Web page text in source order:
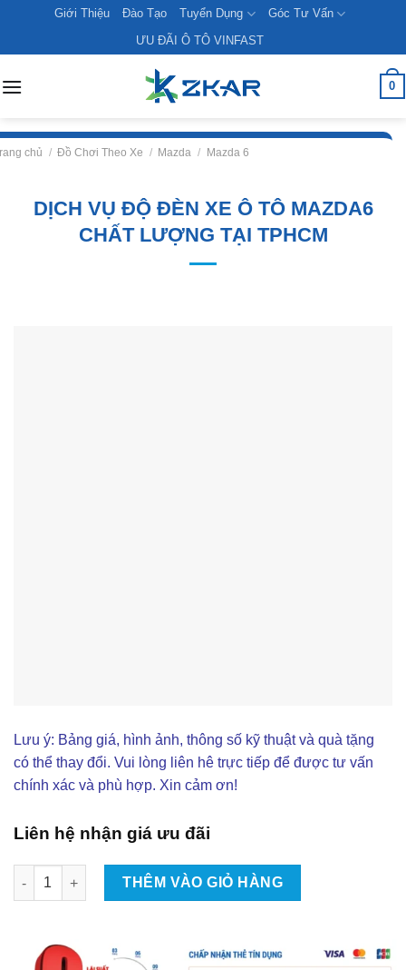
content
Giới Thiệu Đào Tạo Tuyển Dụng
Góc Tư Vấn
ƯU ĐÃI Ô TÔ VINFAST
0
chủ / Đồ Chơi Theo Xe / Mazda / Mazda 6
DỊCH VỤ ĐỘ ĐÈN XE Ô TÔ MAZDA6
CHẤT LƯỢNG TẠI TPHCM
Lưu ý: Bảng giá, hình ảnh, thông số kỹ thuật và quà tặng
có thể thay đổi. Vui lòng liên hê trực tiếp để được tư vấn
chính xác và phù hợp. Xin cảm ơn!
Liên hệ nhận giá ưu đãi
Dịch Vụ Độ Đèn Xe Ô Tô Mazda6 Chất Lượng Tại TpHCM số
THÊM VÀO GIỎ HÀNG